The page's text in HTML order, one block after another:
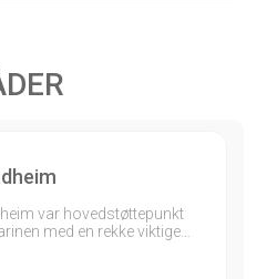
var hovedstøttepunkt
med en rekke viktige…